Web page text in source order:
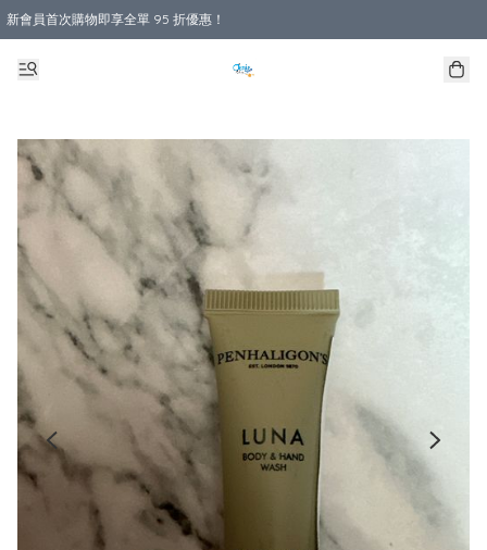
新會員首次購物即享全單 95 折優惠！
購物滿 HKD 800.00即享免運費優惠！（適用於 本地送貨、本地取貨 )